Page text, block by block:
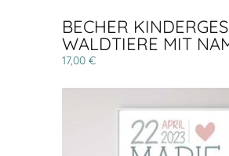
BECHER
WALDTIERE MIT
17,00 €